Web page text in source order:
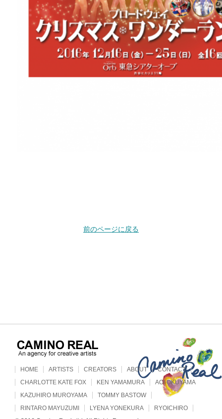
前のページに戻る
HOME ARTISTS CREATORS ABOUT
CONTACT
CHARLOTTE KATE FOX
KEN YAMAMURA
AOI OKUYAMA
KAZUHIRO MUROYAMA
TOMMY BASTOW
RINTARO MAYUZUMI
LYENA YONEKURA
RYOICHIRO